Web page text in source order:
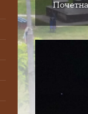
Почетна